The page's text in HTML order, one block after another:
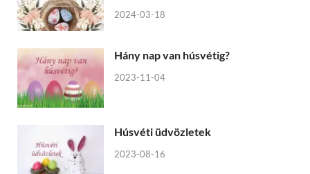
2024-03-18
Hány nap van húsvétig?
2023-11-04
Húsvéti üdvözletek
2023-08-16